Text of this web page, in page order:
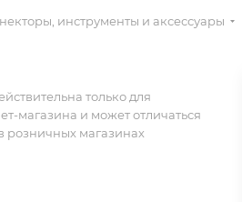
инструменты и аксессуары
только для
магазина и может отличаться
розничных магазинах